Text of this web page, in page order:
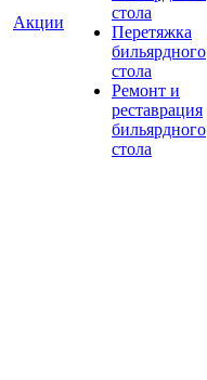
Акции
стола
Перетяжка
бильярдного
стола
Ремонт и
реставрация
бильярдного
стола